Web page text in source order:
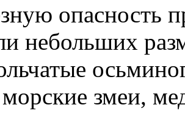
опасность
небольших
змеи,